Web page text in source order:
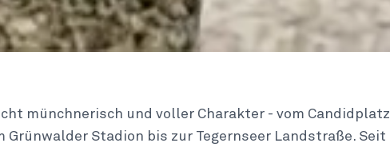
münchnerisch und voller Charakter - vom Candidplatz
Grünwalder Stadion bis zur Tegernseer Landstraße. Seit